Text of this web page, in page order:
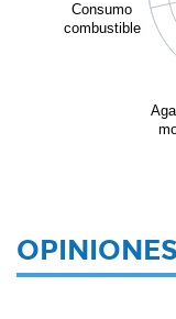
Consumo
combustible